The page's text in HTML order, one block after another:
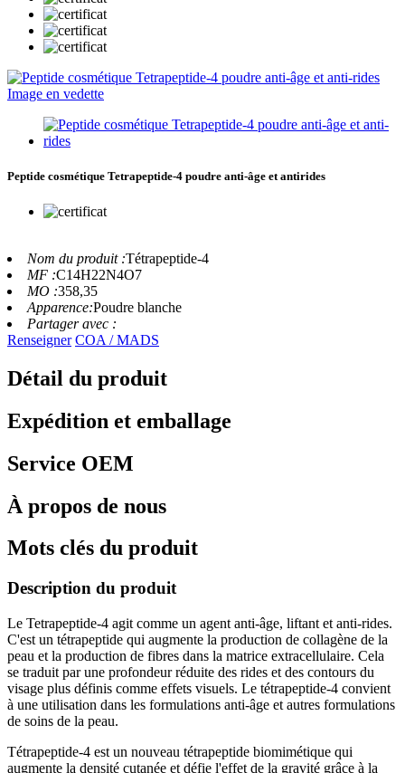
Peptide cosmétique Tetrapeptide-4 poudre anti-âge et antirides
Nom du produit :Tétrapeptide-4
MF :C14H22N4O7
MO :358,35
Apparence:Poudre blanche
Partager avec :
Renseigner COA / MADS
Détail du produit
Expédition et emballage
Service OEM
À propos de nous
Mots clés du produit
Description du produit
Le Tetrapeptide-4 agit comme un agent anti-âge, liftant et anti-rides.
C'est un tétrapeptide qui augmente la production de collagène de la
peau et la production de fibres dans la matrice extracellulaire. Cela
se traduit par une profondeur réduite des rides et des contours du
visage plus définis comme effets visuels. Le tétrapeptide-4 convient
à une utilisation dans les formulations anti-âge et autres formulations
de soins de la peau.
Tétrapeptide-4 est un nouveau tétrapeptide biomimétique qui
augmente la densité cutanée et défie l'effet de la gravité grâce à la